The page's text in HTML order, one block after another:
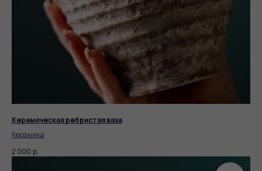
Керамическая ребристая ваза
Керамика
2 000 р.